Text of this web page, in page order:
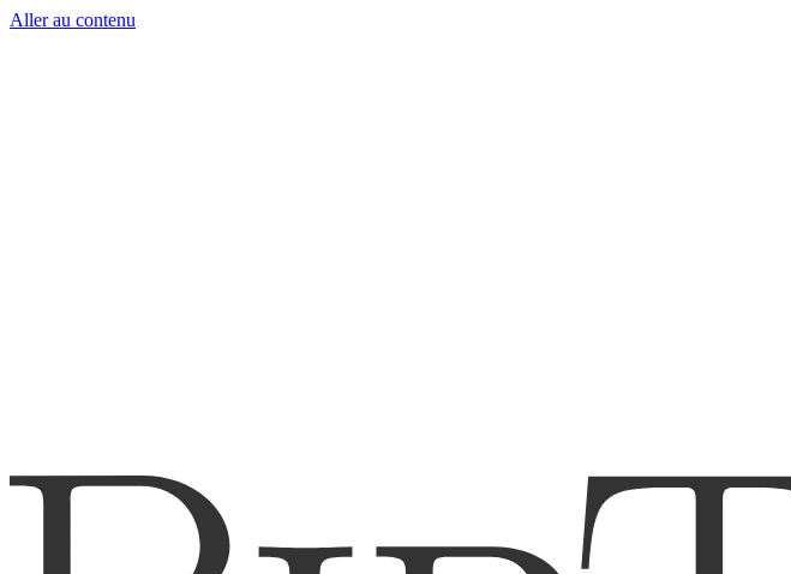
Aller au contenu